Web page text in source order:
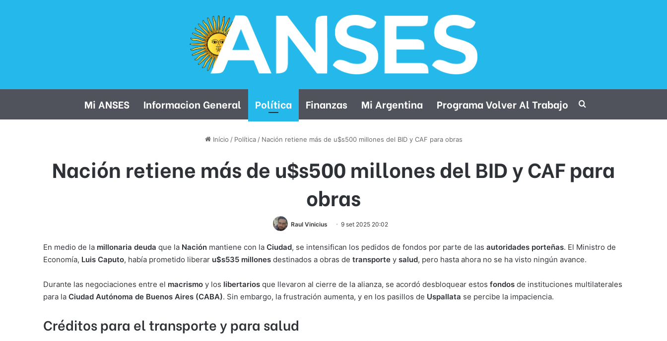
Mi ANSES Informacion General Política Finanzas Mi Argentina Programa Volver Al Trabajo
Início / Política / Nación retiene más de u$s500 millones del BID y CAF para obras
Nación retiene más de u$s500 millones del BID y CAF para
obras
Raul Vinicius 9 set 2025 20:02
En medio de la millonaria deuda que la Nación mantiene con la Ciudad, se intensifican los pedidos de fondos por parte de las autoridades porteñas. El Ministro de
Economía, Luis Caputo, había prometido liberar u$s535 millones destinados a obras de transporte y salud, pero hasta ahora no se ha visto ningún avance.
Durante las negociaciones entre el macrismo y los libertarios que llevaron al cierre de la alianza, se acordó desbloquear estos fondos de instituciones multilaterales
para la Ciudad Autónoma de Buenos Aires (CABA). Sin embargo, la frustración aumenta, y en los pasillos de Uspallata se percibe la impaciencia.
Créditos para el transporte y para salud